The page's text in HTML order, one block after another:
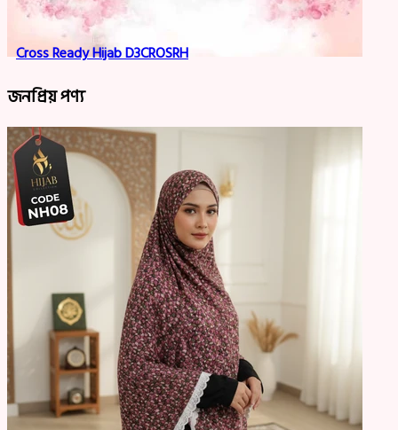
Cross Ready Hijab D3CROSRH
জনপ্রিয় পণ্য